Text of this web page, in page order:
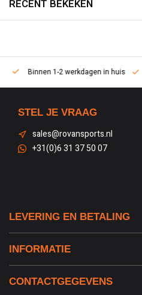
RECENT BEKEKEN
Binnen 1-2 werkdagen in huis
STEL JE VRAAG
sales@rovansports.nl
+31(0)6 31 37 50 07
LEVERING EN BETALING
INFORMATIE
CONTACTGEGEVENS